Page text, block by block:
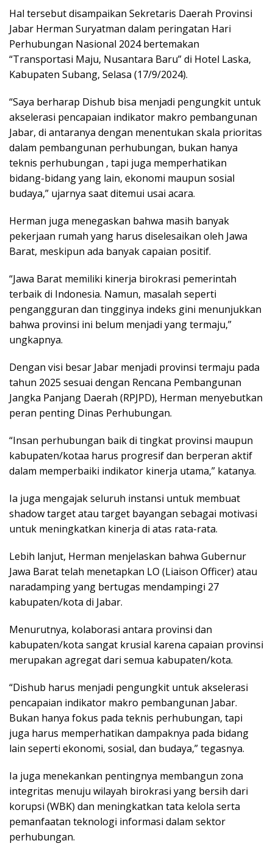
Hal tersebut disampaikan Sekretaris Daerah Provinsi
Jabar Herman Suryatman dalam peringatan Hari
Perhubungan Nasional 2024 bertemakan
“Transportasi Maju, Nusantara Baru” di Hotel Laska,
Kabupaten Subang, Selasa (17/9/2024).
“Saya berharap Dishub bisa menjadi pengungkit untuk
akselerasi pencapaian indikator makro pembangunan
Jabar, di antaranya dengan menentukan skala prioritas
dalam pembangunan perhubungan, bukan hanya
teknis perhubungan , tapi juga memperhatikan
bidang-bidang yang lain, ekonomi maupun sosial
budaya,” ujarnya saat ditemui usai acara.
Herman juga menegaskan bahwa masih banyak
pekerjaan rumah yang harus diselesaikan oleh Jawa
Barat, meskipun ada banyak capaian positif.
“Jawa Barat memiliki kinerja birokrasi pemerintah
terbaik di Indonesia. Namun, masalah seperti
pengangguran dan tingginya indeks gini menunjukkan
bahwa provinsi ini belum menjadi yang termaju,”
ungkapnya.
Dengan visi besar Jabar menjadi provinsi termaju pada
tahun 2025 sesuai dengan Rencana Pembangunan
Jangka Panjang Daerah (RPJPD), Herman menyebutkan
peran penting Dinas Perhubungan.
“Insan perhubungan baik di tingkat provinsi maupun
kabupaten/kotaa harus progresif dan berperan aktif
dalam memperbaiki indikator kinerja utama,” katanya.
Ia juga mengajak seluruh instansi untuk membuat
shadow target atau target bayangan sebagai motivasi
untuk meningkatkan kinerja di atas rata-rata.
Lebih lanjut, Herman menjelaskan bahwa Gubernur
Jawa Barat telah menetapkan LO (Liaison Officer) atau
naradamping yang bertugas mendampingi 27
kabupaten/kota di Jabar.
Menurutnya, kolaborasi antara provinsi dan
kabupaten/kota sangat krusial karena capaian provinsi
merupakan agregat dari semua kabupaten/kota.
“Dishub harus menjadi pengungkit untuk akselerasi
pencapaian indikator makro pembangunan Jabar.
Bukan hanya fokus pada teknis perhubungan, tapi
juga harus memperhatikan dampaknya pada bidang
lain seperti ekonomi, sosial, dan budaya,” tegasnya.
Ia juga menekankan pentingnya membangun zona
integritas menuju wilayah birokrasi yang bersih dari
korupsi (WBK) dan meningkatkan tata kelola serta
pemanfaatan teknologi informasi dalam sektor
perhubungan.